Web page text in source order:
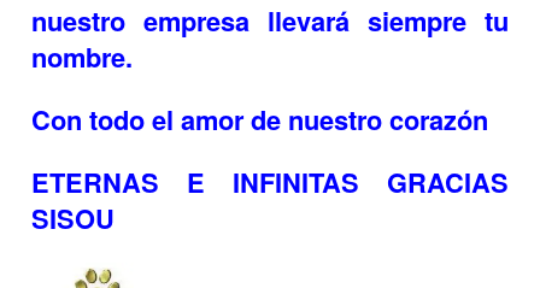
nuestro empresa llevará siempre tu
nombre.
Con todo el amor de nuestro corazón
ETERNAS E INFINITAS GRACIAS
SISOU